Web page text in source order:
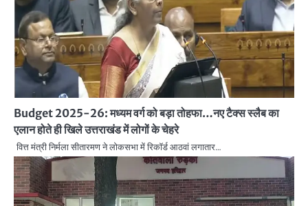
Budget 2025-26: मध्यम वर्ग को बड़ा तोहफा…नए टैक्स स्लैब का
एलान होते ही खिले उत्तराखंड में लोगों के चेहरे
वित्त मंत्री निर्मला सीतारमण ने लोकसभा में रिकॉर्ड आठवां लगातार…